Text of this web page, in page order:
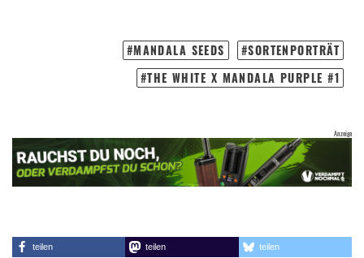
MANDALA SEEDS
SORTENPORTRÄT
THE WHITE X MANDALA PURPLE #1
teilen teilen teilen